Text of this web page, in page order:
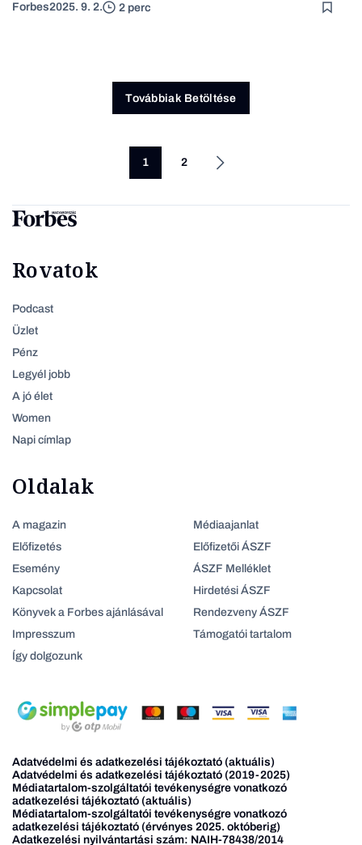
Forbes2025. 9. 2. 2 perc
Továbbiak Betöltése
1 2
Rovatok
Podcast
Üzlet
Pénz
Legyél jobb
A jó élet
Women
Napi címlap
Oldalak
A magazin
Előfizetés
Esemény
Kapcsolat
Könyvek a Forbes ajánlásával
Impresszum
Így dolgozunk
Médiaajanlat
Előfizetői ÁSZF
ÁSZF Melléklet
Hirdetési ÁSZF
Rendezveny ÁSZF
Támogatói tartalom
Adatvédelmi és adatkezelési tájékoztató (aktuális)
Adatvédelmi és adatkezelési tájékoztató (2019-2025)
Médiatartalom-szolgáltatói tevékenységre vonatkozó
adatkezelési tájékoztató (aktuális)
Médiatartalom-szolgáltatói tevékenységre vonatkozó
adatkezelési tájékoztató (érvényes 2025. októberig)
Adatkezelési nyilvántartási szám: NAIH-78438/2014